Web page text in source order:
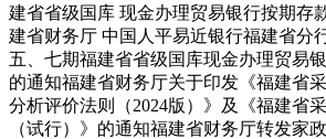
建省省级国库 现金办理贸易银行按期存
建省财务厅 中国人平易近银行福建省分
五、七期福建省省级国库现金办理贸易
的通知福建省财务厅关于印发《福建省
分析评价法则（2024版）》及《福建省
（试行）》的通知福建省财务厅转发家